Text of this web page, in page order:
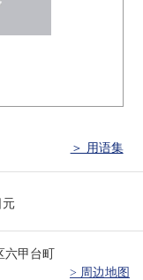
＞ 用语集
元
甲台町
> 周边地图